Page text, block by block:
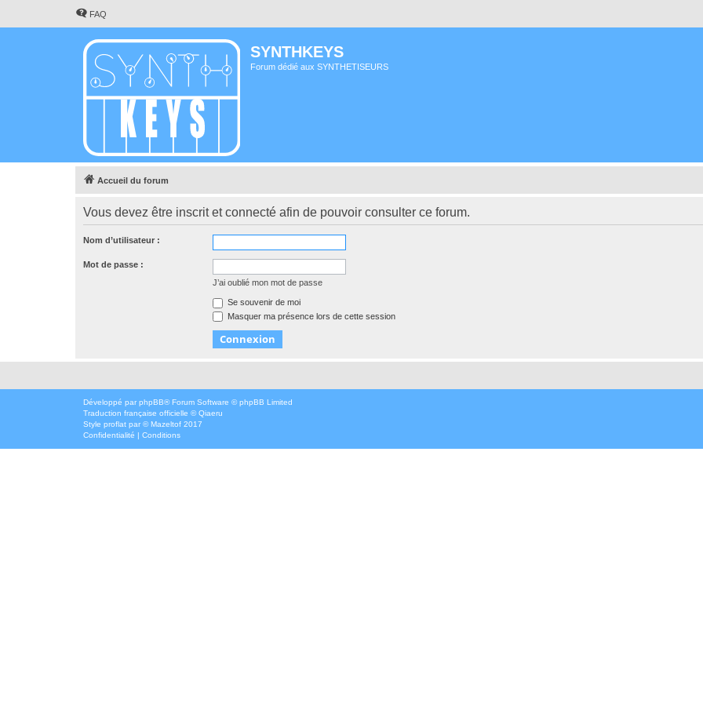
FAQ
SYNTHKEYS
Forum dédié aux SYNTHETISEURS
Accueil du forum
Vous devez être inscrit et connecté afin de pouvoir consulter ce forum.
Nom d’utilisateur :
Mot de passe :
J’ai oublié mon mot de passe
Se souvenir de moi
Masquer ma présence lors de cette session
Développé par phpBB® Forum Software © phpBB Limited
Traduction française officielle ©Qiaeru
Style proflat par ©Mazeltof 2017
Confidentialité | Conditions